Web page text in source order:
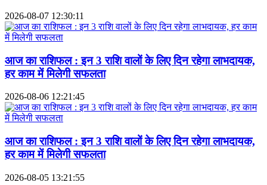
2026-08-07 12:30:11
आज का राशिफल : इन 3 राशि वालों के लिए दिन रहेगा लाभदायक,
हर काम में मिलेगी सफलता
2026-08-06 12:21:45
आज का राशिफल : इन 3 राशि वालों के लिए दिन रहेगा लाभदायक,
हर काम में मिलेगी सफलता
2026-08-05 13:21:55